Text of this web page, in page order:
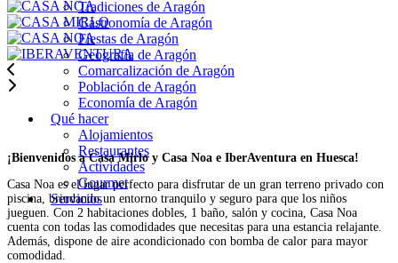
Tradiciones de Aragón
Gastronomía de Aragón
Fiestas de Aragón
Geografía de Aragón
Comarcalización de Aragón
Población de Aragón
Economía de Aragón
Qué hacer
Alojamientos
Restaurantes
Actividades
Gourmet
Servicios
¡Bienvenidos a Casa Mirlo y Casa Noa e IberAventura en Huesca!
Casa Noa es el lugar perfecto para disfrutar de un gran terreno privado con
piscina, brindando un entorno tranquilo y seguro para que los niños
jueguen. Con 2 habitaciones dobles, 1 baño, salón y cocina, Casa Noa
cuenta con todas las comodidades que necesitas para una estancia relajante.
Además, dispone de aire acondicionado con bomba de calor para mayor
comodidad.